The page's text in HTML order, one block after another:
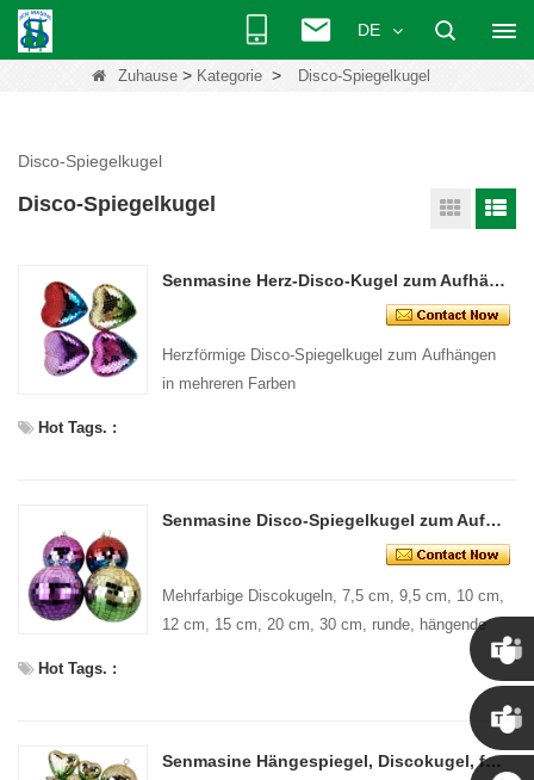
DE
Zuhause > Kategorie > Disco-Spiegelkugel
Disco-Spiegelkugel
Disco-Spiegelkugel
Senmasine Herz-Disco-Kugel zum Aufhängen, mehrere Farben, 11 cm, 13,5 cm, Party-Festival-Dekoration
Herzförmige Disco-Spiegelkugel zum Aufhängen
in mehreren Farben
Hot Tags. :
Senmasine Disco-Spiegelkugel zum Aufhängen, mehrere Farben, runde Form, 7,5 cm, 9,5 cm, 10 cm, 12 cm, 15 cm, 20 cm, 30 cm
Mehrfarbige Discokugeln, 7,5 cm, 9,5 cm, 10 cm,
12 cm, 15 cm, 20 cm, 30 cm, runde, hängende
Hot Tags. :
Senmasine Hängespiegel, Discokugel, für Party, Festival, Dekoration, 7,5–30 cm, rund, herzförmig, sternförmig, verschiedene Größen
Chris
Kenny